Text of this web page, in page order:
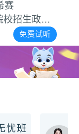
赛
校招生政策
免费试听
忧班